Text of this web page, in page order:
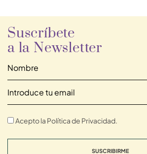
Suscríbete
a la Newsletter
Acepto la Política de Privacidad.
SUSCRIBIRME